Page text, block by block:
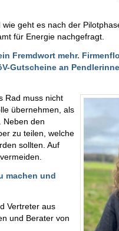
geht es nach der
für Energie nachgefragt.
Fremdwort mehr.
Gutscheine an
Rad muss nicht
übernehmen, als
Neben den
zu teilen, welche
sollten. Auf
machen und
Vertreter aus
und Berater von